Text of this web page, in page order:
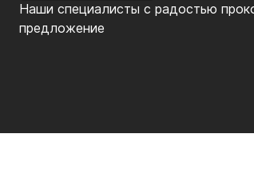
Наши специалисты с радостью
предложение